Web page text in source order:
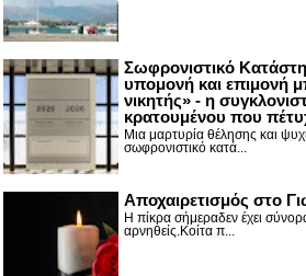
Σωφρονιστικό
υπομονή και επιμονή
νικητής» - η
κρατουμένου που
Μια μαρτυρία θέλησης και
σωφρονιστικό κατά...
Αποχαιρετισμός στο
Η πίκρα σήμεραδεν έχει
αρνηθείς.Κοίτα π...